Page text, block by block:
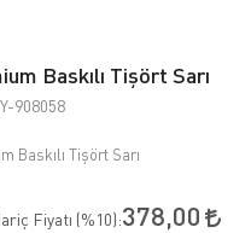
Baskılı Tişört Sarı
908058
Baskılı Tişört Sarı
Fiyatı (%10):378,00